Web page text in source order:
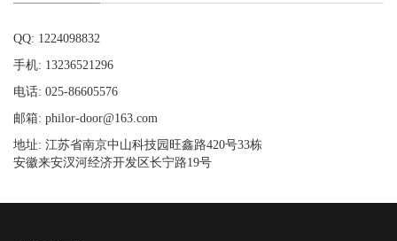
QQ: 1224098832
手机: 13236521296
电话: 025-86605576
邮箱: philor-door@163.com
地址: 江苏省南京中山科技园旺鑫路420号33栋
安徽来安汊河经济开发区长宁路19号